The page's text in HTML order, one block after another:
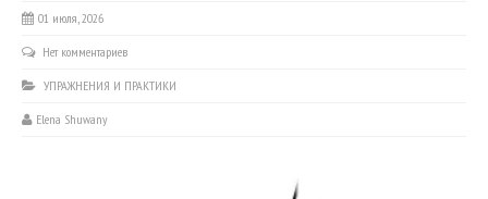
01 июля, 2026
Нет комментариев
УПРАЖНЕНИЯ И ПРАКТИКИ
Elena Shuwany